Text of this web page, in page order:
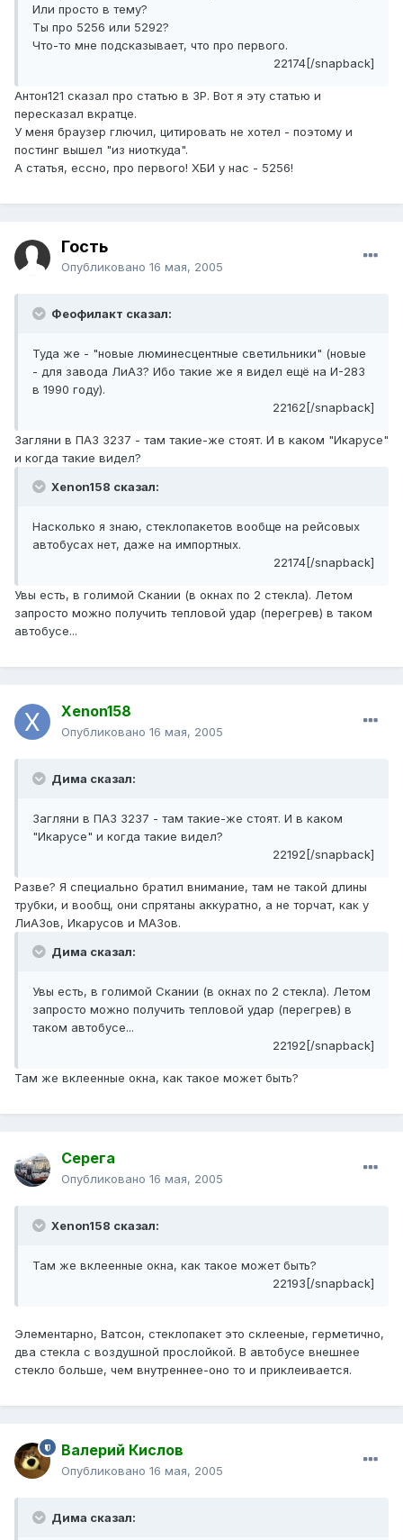
Или просто в тему?
Ты про 5256 или 5292?
Что-то мне подсказывает, что про первого.
22174[/snapback]
Антон121 сказал про статью в ЗР. Вот я эту статью и
пересказал вкратце.
У меня браузер глючил, цитировать не хотел - поэтому и
постинг вышел "из ниоткуда".
А статья, ессно, про первого! ХБИ у нас - 5256!
Гость
Опубликовано 16 мая, 2005
Феофилакт сказал:
Туда же - "новые люминесцентные светильники" (новые
- для завода ЛиАЗ? Ибо такие же я видел ещё на И-283
в 1990 году).
22162[/snapback]
Загляни в ПАЗ 3237 - там такие-же стоят. И в каком "Икарусе"
и когда такие видел?
Xenon158 сказал:
Насколько я знаю, стеклопакетов вообще на рейсовых
автобусах нет, даже на импортных.
22174[/snapback]
Увы есть, в голимой Скании (в окнах по 2 стекла). Летом
запросто можно получить тепловой удар (перегрев) в таком
автобусе...
Xenon158
Опубликовано 16 мая, 2005
Дима сказал:
Загляни в ПАЗ 3237 - там такие-же стоят. И в каком
"Икарусе" и когда такие видел?
22192[/snapback]
Разве? Я специально братил внимание, там не такой длины
трубки, и вообщ, они спрятаны аккуратно, а не торчат, как у
ЛиАЗов, Икарусов и МАЗов.
Дима сказал:
Увы есть, в голимой Скании (в окнах по 2 стекла). Летом
запросто можно получить тепловой удар (перегрев) в
таком автобусе...
22192[/snapback]
Там же вклеенные окна, как такое может быть?
Серега
Опубликовано 16 мая, 2005
Xenon158 сказал:
Там же вклеенные окна, как такое может быть?
22193[/snapback]
Элементарно, Ватсон, стеклопакет это склееные, герметично,
два стекла с воздушной прослойкой. В автобусе внешнее
стекло больше, чем внутреннее-оно то и приклеивается.
Валерий Кислов
Опубликовано 16 мая, 2005
Дима сказал: